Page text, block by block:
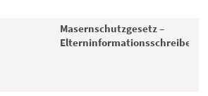
Masernschutzgesetz –
Elterninformationsschreiben